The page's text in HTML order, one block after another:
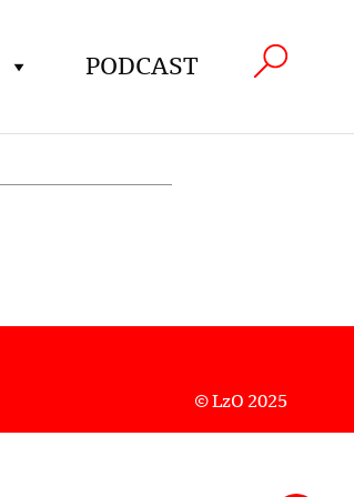
PODCAST
© LzO 2025